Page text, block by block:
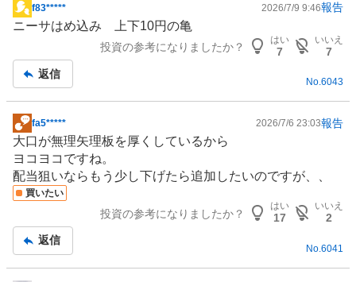
掲
示
事
f83***** 2026/7/9 9:46報告
ニーサはめ込み 上下10円の亀
投資の参考になりましたか？
はい
7
いいえ
7
返信
No.6043
掲
示
板
記
事
fa5***** 2026/7/6 23:03報告
大口が無理矢理板を厚くしているから
ヨコヨコですね。
配当狙いならもう少し下げたら追加したいのですが、、
買いたい
投資の参考になりましたか？
はい
17
いいえ
2
返信
No. 6041